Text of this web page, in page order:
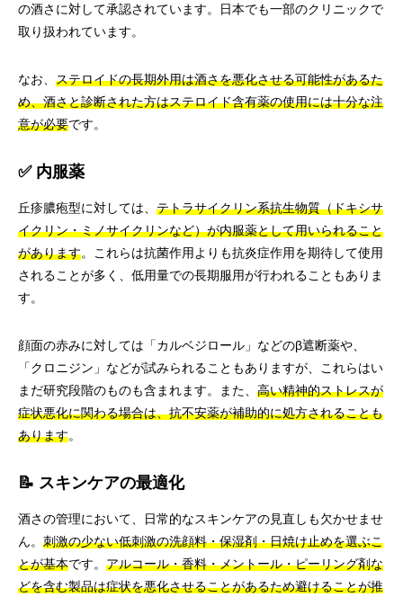
の酒さに対して承認されています。日本でも一部のクリニックで
取り扱われています。
なお、 ステロイドの長期外用は酒さを悪化させる可能性があるた
め、酒さと診断された方はステロイド含有薬の使用には十分な注
意が必要です。
✅ 内服薬
丘疹膿疱型に対しては、 テトラサイクリン系抗生物質（ドキシサ
イクリン・ミノサイクリンなど）が内服薬として用いられること
があります。これらは抗菌作用よりも抗炎症作用を期待して使用
されることが多く、低用量での長期服用が行われることもありま
す。
顔面の赤みに対しては「カルベジロール」などのβ遮断薬や、
「クロニジン」などが試みられることもありますが、これらはい
まだ研究段階のものも含まれます。また、 高い精神的ストレスが
症状悪化に関わる場合は、抗不安薬が補助的に処方されることも
あります。
📝 スキンケアの最適化
酒さの管理において、日常的なスキンケアの見直しも欠かせませ
ん。 刺激の少ない低刺激の洗顔料・保湿剤・日焼け止めを選ぶこ
とが基本です。 アルコール・香料・メントール・ピーリング剤な
どを含む製品は症状を悪化させることがあるため避けることが推